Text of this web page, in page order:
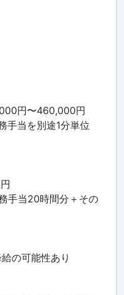
円〜460,000円
手当を別途1分単位
手当20時間分＋その
の可能性あり